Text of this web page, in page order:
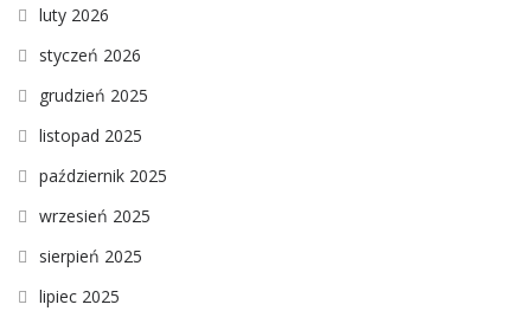
luty 2026
styczeń 2026
grudzień 2025
listopad 2025
październik 2025
wrzesień 2025
sierpień 2025
lipiec 2025